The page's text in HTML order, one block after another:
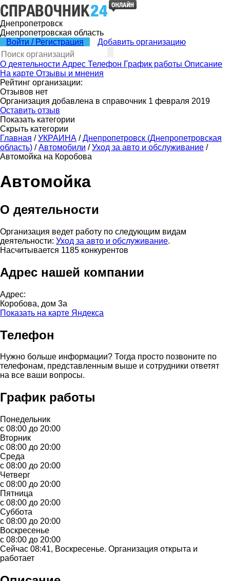
Днепропетровск
Днепропетровская область
Войти / Регистрация
Добавить организацию
О деятельности Адрес Телефон График работы Описание
На карте Отзывы и мнения
Рейтинг организации:
Отзывов нет
Организация добавлена в справочник 1 февраля 2019
Оставить отзыв
Показать категории
Скрыть категории
Главная / УКРАИНА / Днепропетровск (Днепропетровская
область) / Автомобили / Уход за авто и обслуживание /
Автомойка на Коробова
Автомойка
О деятельности
Организация ведет работу по следующим видам
деятельности: Уход за авто и обслуживание.
Насчитывается 1185 конкурентов
Адрес нашей компании
Адрес:
Коробова, дом 3а
Показать на карте Яндекса
Телефон
Нужно больше информации? Тогда просто позвоните по
телефонам, представленным выше и сотрудники ответят
на все ваши вопросы.
График работы
Понедельник
с 08:00 до 20:00
Вторник
с 08:00 до 20:00
Среда
с 08:00 до 20:00
Четверг
с 08:00 до 20:00
Пятница
с 08:00 до 20:00
Суббота
с 08:00 до 20:00
Воскресенье
с 08:00 до 20:00
Сейчас 08:41, Воскресенье. Организация открыта и
работает